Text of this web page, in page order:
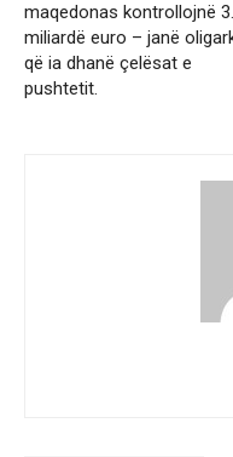
maqedonas kontrollojnë
miliardë euro – janë
që ia dhanë çelësat e
pushtetit.